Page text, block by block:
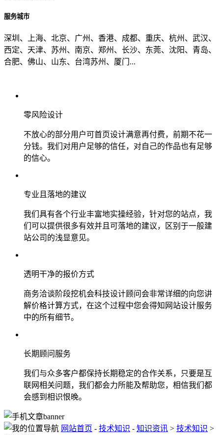
服务城市
深圳、上海、北京、广州、香港、成都、重庆、杭州、武汉、
西定、天津、苏州、南京、郑州、长沙、东莞、沈阳、青岛、
合肥、佛山、山东、台湾苏州、厦门...
零风险设计
不放心的部分用户可首页设计满意再付费，前期不花一
分钱。我们对用户足够的信任，对自己的作品也有足够
的信心。
专业且落地的建议
我们具有各个行业丰富地实操经验，针对您的站点，我
们可以提供很多有效并且可落地的建议，区别于一般建
站公司的浅显意见。
透明干净的报价方式
商务洽谈阶段挖机会科技设计顾问会非常详细的向您讲
解价格计算方式，在这个过程中您会得知网站设计服务
中的所有细节。
长期顾问服务
我们与众多客户都保持长期稳定的合作关系，只要是互
联网相关问题，我们都会力所能及帮助您，相信我们都
会感到相识恨晚。
网站首页 - 技术知识 - 知识资讯 > 技术知识 >